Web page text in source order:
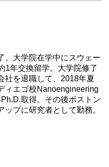
。大学院在学中にスウェー
1年交換留学。大学院修了
社を退職して、2018年夏
ィエゴ校Nanoengineering
取得。その後ボストン
プに研究者として勤務。